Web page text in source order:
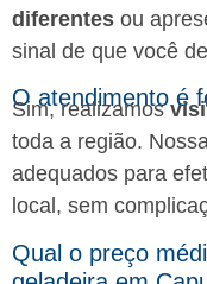
diferentes ou
sinal de que você
O atendimento é
Sim, realizamos
toda a região.
adequados para
local, sem
Qual o preço